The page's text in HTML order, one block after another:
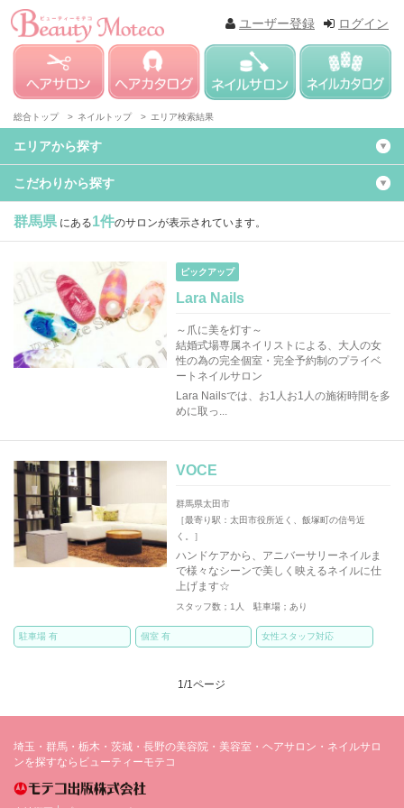
ログイン
ユーザー登録
総合トップ > ネイルトップ > エリア検索結果
エリアから探す
こだわりから探す
群馬県にある1件のサロンが表示されています。
ピックアップ
Lara Nails
～爪に美を灯す～
結婚式場専属ネイリストによる、大人の女
性の為の完全個室・完全予約制のプライベ
ートネイルサロン
Lara Nailsでは、お1人お1人の施術時間を多
めに取っ...
VOCE
群馬県太田市
［最寄り駅：太田市役所近く、飯塚町の信号近
く。］
ハンドケアから、アニバーサリーネイルま
で様々なシーンで美しく映えるネイルに仕
上げます☆
スタッフ数；1人 駐車場；あり
駐車場 有 個室 有 女性スタッフ対応
1/1ページ
埼玉・群馬・栃木・茨城・長野の美容院・美容室・ヘアサロン・ネイルサロ
ンを探すならビューティーモテコ